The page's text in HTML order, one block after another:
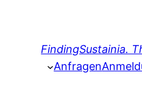
FindingSustainia.
Anfragen